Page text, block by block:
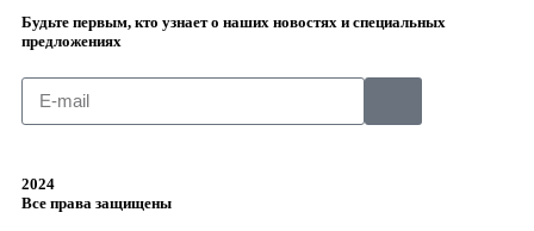
Будьте первым, кто узнает о наших новостях и специальных
предложениях
2024
Все права защищены